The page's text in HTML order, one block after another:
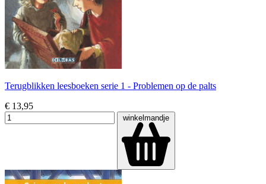
Terugblikken leesboeken serie 1 - Problemen op de palts
€ 13,95
winkelmandje